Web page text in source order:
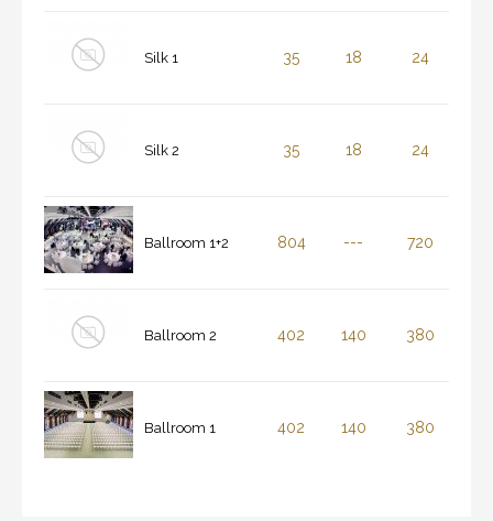
Silk 1 35 18 24
Silk 2 35 18 24
Ballroom 1+2 804 --- 720
Ballroom 2 402 140 380
Ballroom 1 402 140 380